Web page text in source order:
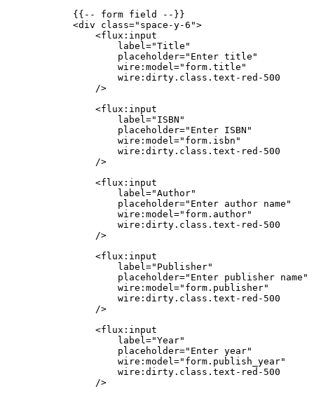
            {{
-- form field -- }}
            <
div class="space-y-6">
                <
flux : input
                    label
="Title"
                    placeholder
="Enter title"
                    wire
: model="form.title"
                    wire
: dirty . class . text - red - 500
                />
                <
flux : input
                    label
="ISBN"
                    placeholder
="Enter ISBN"
                    wire
: model="form.isbn"
                    wire
: dirty . class . text - red - 500
                />
                <
flux : input
                    label
="Author"
                    placeholder
="Enter author name"
                    wire
: model="form.author"
                    wire
: dirty . class . text - red - 500
                />
                <
flux : input
                    label
="Publisher"
                    placeholder
="Enter publisher name"
                    wire
: model="form.publisher"
                    wire
: dirty . class . text - red - 500
                />
                <
flux : input
                    label
="Year"
                    placeholder
="Enter year"
                    wire
: model="form.publish_year"
                    wire
: dirty . class . text - red - 500
                />